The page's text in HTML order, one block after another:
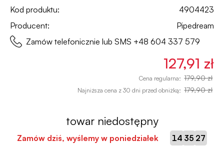
Kod produktu:
4904423
Producent:
Pipedream
Zamów telefonicznie lub SMS +48 604 337 579
127,91 zł
Cena regularna: 179,90 zł
Najniższa cena z 30 dni przed obniżką: 179,90 zł
towar niedostępny
Zamów dziś, wyślemy w poniedziałek 14: 35: 26